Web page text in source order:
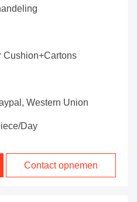
Cushion+Cartons
Western Union
day
Contact opnemen